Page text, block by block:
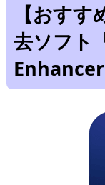
【おす
去ソフト
Enhancer